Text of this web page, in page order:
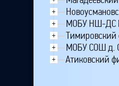
+
+ МОБУ НШ-ДС №
+
+ МОБУ СОШ д.
+ Атиковский